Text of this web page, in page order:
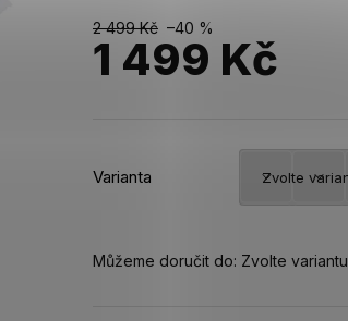
2 499 Kč –40 %
1 499 Kč
Varianta
Můžeme doručit do: Zvolte variantu